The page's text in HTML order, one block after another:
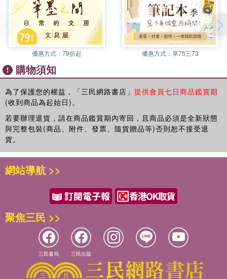
★週計畫‧WEEKLY PLAN
跨頁橫式週計畫，記錄每日讀書頁數，亦可填寫讀書筆記
每週帶你讀一首中英對照《幽夢影》格言妙論
★筆記頁‧NOTE
跨頁方眼筆記頁，便於畫線對齊
每月精選中英對照西方文學名家語錄
★諾貝爾文學獎‧NOBEL LAUREATES IN LITERATURE
50 位諾貝爾文學獎得主×100 本作品推薦
優惠方式： 79折起 優惠方式： 單75三73
購物須知
為了保護您的權益，「三民網路書店」 提供會員七日商品鑑賞期
(收到商品為起始日)。
若要辦理退貨，請在商品鑑賞期內寄回，且商品必須是全新狀態
與完整包裝(商品、附件、發票、隨貨贈品等)否則恕不接受退
貨。
網站導航 >>
聚焦三民 >>
三民書局 三民出版